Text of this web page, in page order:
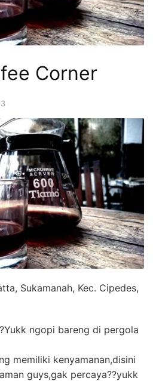
Corner
Sukamanah, Kec. Cipedes,
ngopi bareng di pergola
memiliki kenyamanan,disini
guys,gak percaya??yukk